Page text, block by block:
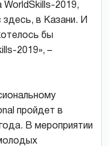
WorldSkills-2019,
в Казани. И
бы
2019», –
пройдет в
В мероприятии